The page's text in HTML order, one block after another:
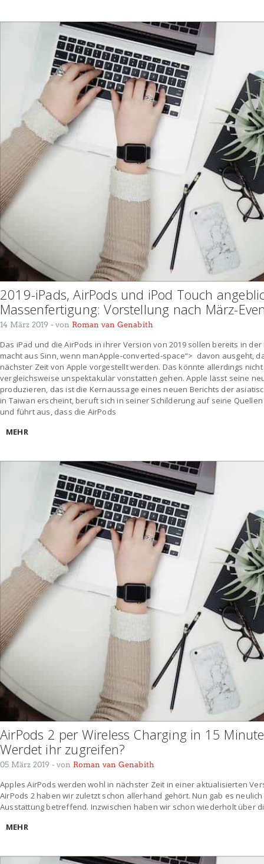
2019-iPads, AirPods und iPod Touch
Massenfertigung: Vorstellung nach März-
14 März 2019 - von Roman van Genabith
Das iPad und die AirPods in ihrer Version von 2019 sollen bereits in
macht aus Sinn, wenn manApple-converted-space“> davon ausgeht,
nächster Zeit von Apple vorgestellt werden. Das könnte allerdings
vergleichsweise unspektakulär vonstatten gehen. Apple lässt seine
produzieren, das ist die Kernaussage eines neuen Berichts der
in Taiwan erscheint, beruft sich in seiner Schilderung auf seine
und führt aus, dass die AirPods
MEHR
AirPods 2 per Wireless Charging in 15
Werdet ihr zugreifen?
05 März 2019 - von Roman van Genabith
Apples AirPods werden wohl in nächster Zeit in einer aktualisierten
AirPods 2 haben wir zuletzt schon allerhand gehört. Nun gab es
Ausstattung betreffend. Inzwischen haben wir schon wiederholt über
MEHR